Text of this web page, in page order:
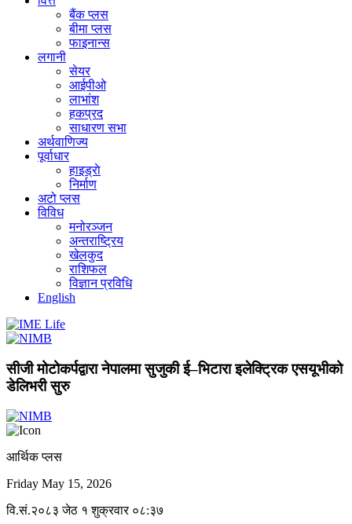
बैंक प्लस
बीमा प्लस
फाइनान्स
लगानी
सेयर
आईपीओ
लाभांश
हकप्रद
साधारण सभा
अर्थवाणिज्य
पूर्वाधार
हाइड्राे
निर्माण
अटो प्लस
विविध
मनोरञ्जन
अन्तराष्ट्रिय
खेलकुद
राशिफल
विज्ञान प्रविधि
English
सीजी मोटोकर्पद्वारा नेपालमा सुजुकी ई–भिटारा इलेक्ट्रिक एसयूभीको
डेलिभरी सुरु
आर्थिक प्लस
Friday May 15, 2026
वि.सं.२०८३ जेठ १ शुक्रवार ०८:३७